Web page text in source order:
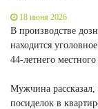
18 июня 2026
В производстве
находится
44-летнего
Мужчина рассказал,
посиделок в